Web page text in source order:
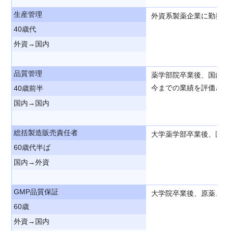
生産管理
外資系製薬企業に勤務
40歳代
外資→国内
品質管理
薬学部院卒業後、国内
今までの業績を評価さ
40歳前半
国内→国内
総括製造販売責任者
大学薬学部卒業後、国
60歳代半ば
国内→外資
GMP品質保証
大学院卒業後、原薬、
60歳
外資→国内